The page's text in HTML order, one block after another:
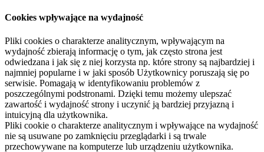
Cookies wpływające na wydajność
Pliki cookies o charakterze analitycznym, wpływającym na
wydajność zbierają informację o tym, jak często strona jest
odwiedzana i jak się z niej korzysta np. które strony są najbardziej i
najmniej popularne i w jaki sposób Użytkownicy poruszają się po
serwisie. Pomagają w identyfikowaniu problemów z
poszczególnymi podstronami. Dzięki temu możemy ulepszać
zawartość i wydajność strony i uczynić ją bardziej przyjazną i
intuicyjną dla użytkownika.
Pliki cookie o charakterze analitycznym i wpływające na wydajność
nie są usuwane po zamknięciu przeglądarki i są trwale
przechowywane na komputerze lub urządzeniu użytkownika.